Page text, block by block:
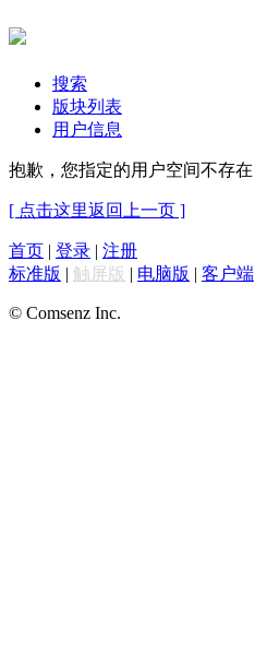
搜索
版块列表
用户信息
抱歉，您指定的用户空间不存在
[ 点击这里返回上一页 ]
首页 | 登录 | 注册
标准版 | 触屏版 | 电脑版 | 客户端
© Comsenz Inc.